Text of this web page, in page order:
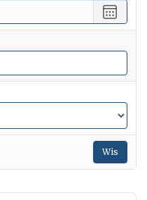
vanaf
een
tot
met
Wis